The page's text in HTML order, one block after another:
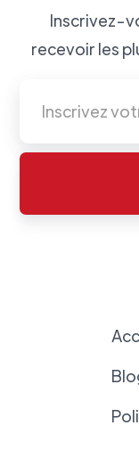
Inscrivez-
recevoir les